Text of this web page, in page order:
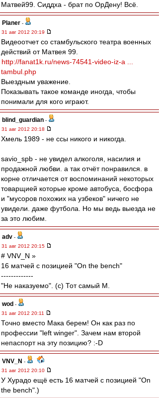
Матвей99. Сиддха - брат по ОрДену! Всё.
Planer -
31 авг 2012 20:19
Видеоотчет со стамбульского театра военных
действий от Матвея 99.
http://fanat1k.ru/news-74541-video-iz-a ...
tambul.php
Выездным уважение.
Показывать такое команде иногда, чтобы
понимали для кого играют.
blind_guardian -
31 авг 2012 20:18
Хмель 1989 - не ссы никого и никогда.
savio_spb - не увидел алкоголя, насилия и
продажной любви. а так отчёт понравился. в
корне отличается от воспоминаний некоторых
товарщией которые кроме автобуса, босфора
и "мусоров похожих на узбеков" ничего не
увидели. даже футбола. Но мы ведь выезда не
за это любим.
adv -
31 авг 2012 20:15
# VNV_N »
16 матчей с позицией "On the bench"
-------------
"Не наказуемо". (с) Тот самый М.
wod -
31 авг 2012 20:11
Точно вместо Мака берем! Он как раз по
профессии "left winger". Зачем нам второй
непаспорт на эту позицию? :-D
VNV_N -
31 авг 2012 20:10
У Хурадо ещё есть 16 матчей с позицией "On
the bench".)